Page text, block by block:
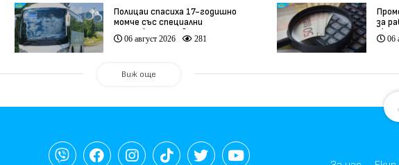
Полицаи спасиха 17-годишно
момче със специални
потребности, свалено от
автобус
06 август 2026 281
за
06
Виж още